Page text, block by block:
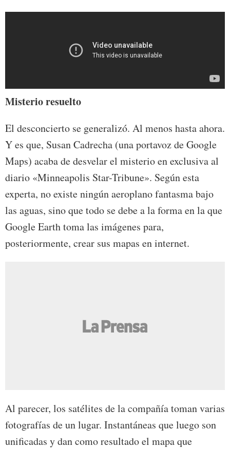
Misterio resuelto
El desconcierto se generalizó. Al menos hasta ahora.
Y es que, Susan Cadrecha (una portavoz de Google
Maps) acaba de desvelar el misterio en exclusiva al
diario «Minneapolis Star-Tribune». Según esta
experta, no existe ningún aeroplano fantasma bajo
las aguas, sino que todo se debe a la forma en la que
Google Earth toma las imágenes para,
posteriormente, crear sus mapas en internet.
Al parecer, los satélites de la compañía toman varias
fotografías de un lugar. Instantáneas que luego son
unificadas y dan como resultado el mapa que